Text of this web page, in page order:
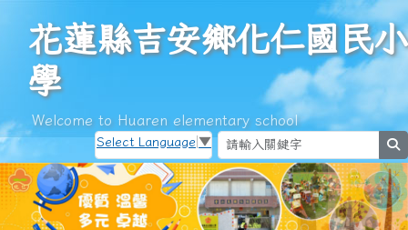
花蓮縣吉安鄉化仁國民小學
花蓮縣吉安鄉化仁國民小
學
Welcome to Huaren elementary school
Select Language ▼